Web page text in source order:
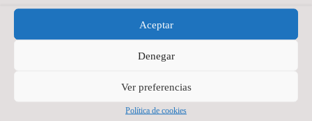
Aceptar
Denegar
Ver preferencias
Política de cookies
afrontará en Zaragoza
nuevo nombre.
defenderá nuestra